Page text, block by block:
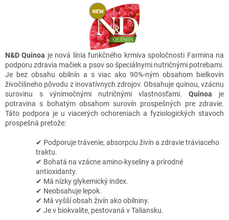
l
á
d
a
c
i
e
p
r
v
k
y
p
s
N&D Quinoa je nová línia funkčného krmiva spoločnosti Farmina na
podporu zdravia mačiek a psov so špeciálnymi nutričnými potrebami.
Je bez obsahu obilnín a s viac ako 90%-ným obsahom bielkovín
živočíšneho pôvodu z inovatívnych zdrojov. Obsahuje quinou, vzácnu
surovinu s výnimočnými nutričnými vlastnosťami. Quinoa je
potravina s bohatým obsahom surovín prospešných pre zdravie.
Táto podpora je u viacerých ochoreniach a fyziologických stavoch
prospešná pretože:
✔ Podporuje trávenie, absorpciu živín a zdravie tráviaceho
traktu.
✔ Bohatá na vzácne amino-kyseliny a prírodné
antioxidanty.
✔ Má nízky glykemický index.
✔ Neobsahuje lepok.
✔ Má vyšší obsah živín ako obilniny.
✔ Je v biokvalite, pestovaná v Taliansku.